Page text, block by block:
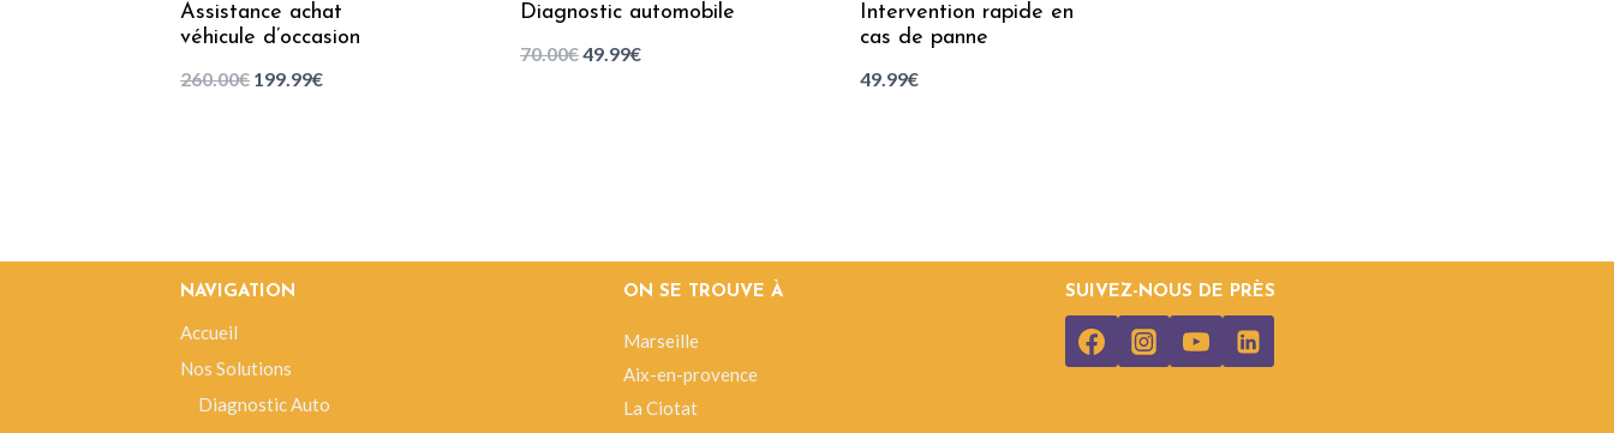
Assistance achat
véhicule d’occasion
260.00€ 199.99€
Diagnostic automobile
70.00€49.99€
Intervention rapide en
cas de panne
49.99€
NAVIGATION
Accueil
Nos Solutions
Diagnostic Auto
ON SE TROUVE À
Marseille
Aix-en-provence
La Ciotat
SUIVEZ-NOUS DE PRÈS